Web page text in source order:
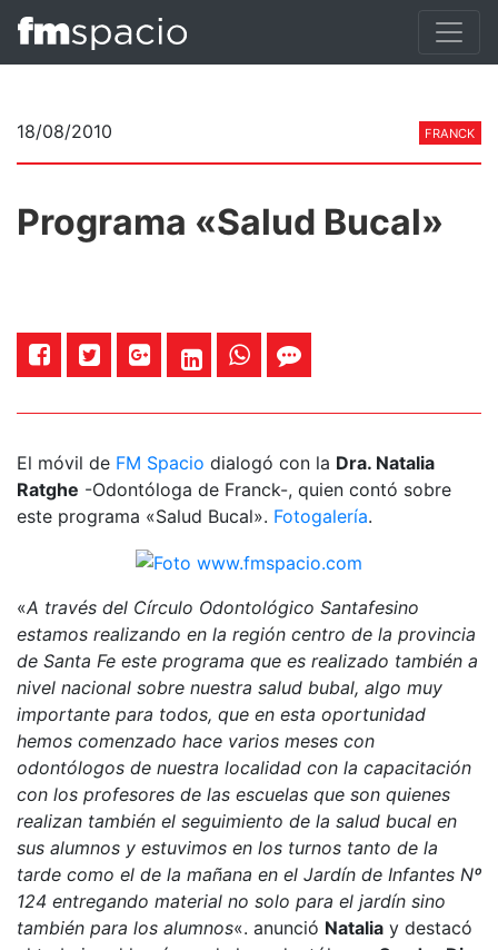
18/08/2010 FRANCK
Programa «Salud Bucal»
El móvil de FM Spacio dialogó con la Dra. Natalia
Ratghe -Odontóloga de Franck-, quien contó sobre
este programa «Salud Bucal». Fotogalería.
«A través del Círculo Odontológico Santafesino
estamos realizando en la región centro de la provincia
de Santa Fe este programa que es realizado también a
nivel nacional sobre nuestra salud bubal, algo muy
importante para todos, que en esta oportunidad
hemos comenzado hace varios meses con
odontólogos de nuestra localidad con la capacitación
con los profesores de las escuelas que son quienes
realizan también el seguimiento de la salud bucal en
sus alumnos y estuvimos en los turnos tanto de la
tarde como el de la mañana en el Jardín de Infantes Nº
124 entregando material no solo para el jardín sino
también para los alumnos«. anunció Natalia y destacó